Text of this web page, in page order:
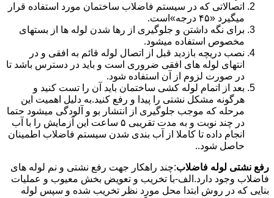
اتصالاتی که در سیستم فاضلاب ساختمان مورد استفاده قرار
میگیرد «۴۵ درجه»است.
برای نگه داشتن و جلوگیری از رها شدن لوله ها از بستهای
مخصوص استفاده میشود.
نصب دریچه بازدید قبل از اتصال لوله قائم به افقی و در
انتهای لوله های افقی ضروری است و باید در دسترس باشد تا
در صورت لزوم از آن استفاده شود.
بعد از اتمام لوله کشی ساختمان باید آن را تست کنید و
هرگونه مشکل نشتی را پیدا و رفع کنید.به دلیل اهمیت این
مرحله که موجب جلوگیری از انتشار بو و آلودگی میشود حتما
در چند نوبت و به مدت تقریبی ۵ ساعت این آزمایش را با آب
انجام داده تا کاملا از آب بندی شدن سیستم فاضلاب اطمینان
حاصل شود..
رفع نشتی لوله فاضلاب:چند راهکار جهت رفع نشتی و نم لوله های
فاضلاب وجود دارد.الف-با تخریب و تعویض بخش معیوب و عملیات
بنایی که در روش ابتدا محل مورد نظر تخریب شده و سپس لوله